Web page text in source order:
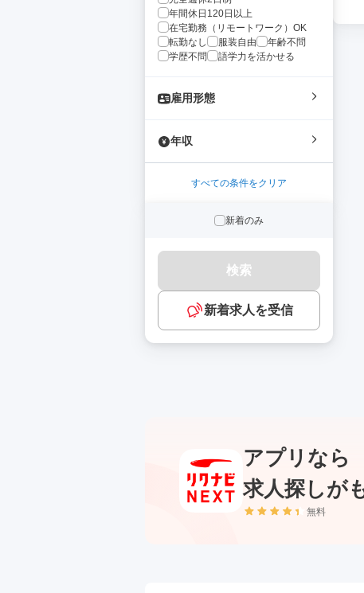
年間休日120日以上
在宅勤務（リモートワーク）OK
転勤なし
服装自由
年齢不問
学歴不問
語学力を活かせる
雇用形態
年収
すべての条件をクリア
新着のみ
検索
新着求人を受信
アプリなら
求人探しが
無料